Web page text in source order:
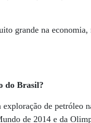
grande na
do Brasil?
de petróleo
de 2014 e da